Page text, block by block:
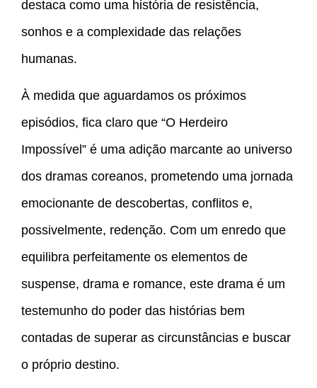
destaca como uma história de resistência,
sonhos e a complexidade das relações
humanas.
À medida que aguardamos os próximos
episódios, fica claro que “O Herdeiro
Impossível” é uma adição marcante ao universo
dos dramas coreanos, prometendo uma jornada
emocionante de descobertas, conflitos e,
possivelmente, redenção. Com um enredo que
equilibra perfeitamente os elementos de
suspense, drama e romance, este drama é um
testemunho do poder das histórias bem
contadas de superar as circunstâncias e buscar
o próprio destino.